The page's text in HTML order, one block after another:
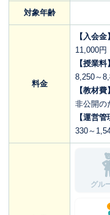
対象年齢
料金
【入会金】
11,000円
【授業料】
8,250～
【教材費】
非公開の
【運営管
330～
グル